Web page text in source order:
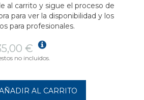
al carrito y sigue el proceso de
para ver la disponibilidad y los
para profesionales.
€
no incluidos.
AL CARRITO